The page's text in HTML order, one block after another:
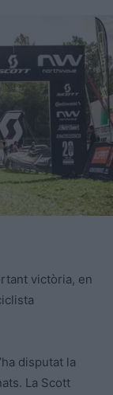
victòria, en
disputat la
La Scott